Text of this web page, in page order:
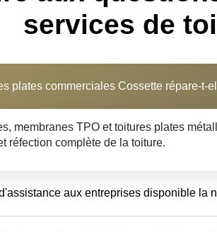
services de
plates commerciales Cossette répare-t-
membranes TPO et toitures plates
réfection complète de la toiture.
aux entreprises disponible la